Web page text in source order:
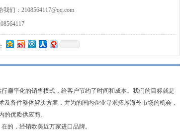
我们：2108564117@qq.com
扁平化的销售模式，给客户节约了时间和成本。我们的目标就是
备件整体解决方案，并为的国内企业寻求拓展海外市场的机会，
优质供应商。
的，经销欧美近万家进口品牌。